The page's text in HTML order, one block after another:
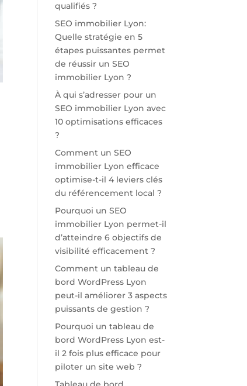
qualifiés ?
SEO immobilier Lyon:
Quelle stratégie en 5
étapes puissantes permet
de réussir un SEO
immobilier Lyon ?
À qui s’adresser pour un
SEO immobilier Lyon avec
10 optimisations efficaces
?
Comment un SEO
immobilier Lyon efficace
optimise-t-il 4 leviers clés
du référencement local ?
Pourquoi un SEO
immobilier Lyon permet-il
d’atteindre 6 objectifs de
visibilité efficacement ?
Comment un tableau de
bord WordPress Lyon
peut-il améliorer 3 aspects
puissants de gestion ?
Pourquoi un tableau de
bord WordPress Lyon est-
il 2 fois plus efficace pour
piloter un site web ?